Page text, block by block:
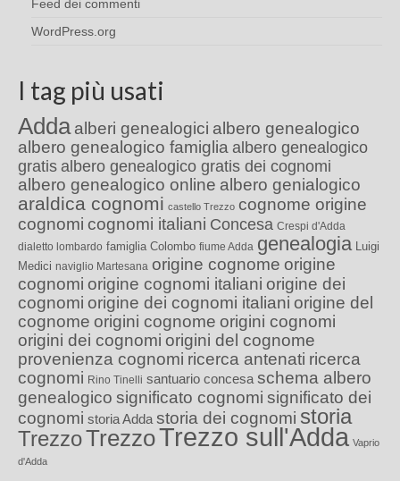
Feed dei commenti
WordPress.org
I tag più usati
Adda alberi genealogici albero genealogico
albero genealogico famiglia albero genealogico
gratis albero genealogico gratis dei cognomi
albero genealogico online albero genialogico
araldica cognomi castello Trezzo cognome origine
cognomi cognomi italiani Concesa Crespi d'Adda
dialetto lombardo famiglia Colombo fiume Adda genealogia Luigi
Medici naviglio Martesana origine cognome origine
cognomi origine cognomi italiani origine dei
cognomi origine dei cognomi italiani origine del
cognome origini cognome origini cognomi
origini dei cognomi origini del cognome
provenienza cognomi ricerca antenati ricerca
cognomi Rino Tinelli santuario concesa schema albero
genealogico significato cognomi significato dei
cognomi storia Adda storia dei cognomi storia
TrezzoTrezzoTrezzo sull'Adda Vaprio
d'Adda